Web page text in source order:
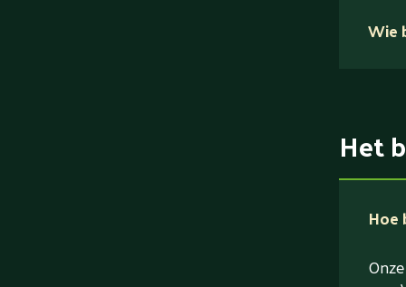
Wie
Het
Hoe